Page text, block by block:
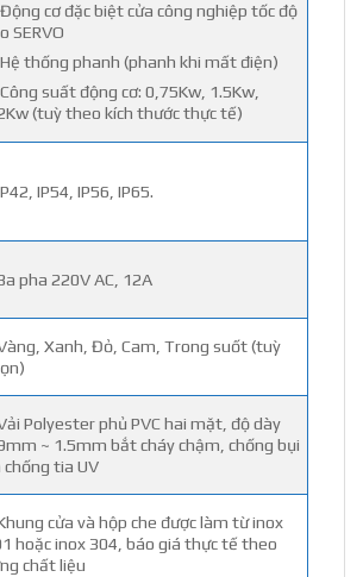
cơ đặc biệt cửa công nghiệp tốc độ
SERVO
thống phanh (phanh khi mất điện)
suất động cơ: 0,75Kw, 1.5Kw,
(tuỳ theo kích thước thực tế)
IP54, IP56, IP65.
pha 220V AC, 12A
Xanh, Đỏ, Cam, Trong suốt (tuỳ
Polyester phủ PVC hai mặt, độ dày
~ 1.5mm bắt cháy chậm, chống bụi
chống tia UV
cửa và hộp che được làm từ inox
hoặc inox 304, báo giá thực tế theo
chất liệu